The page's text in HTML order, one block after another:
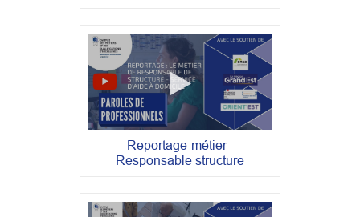
Reportage-métier -
Responsable structure